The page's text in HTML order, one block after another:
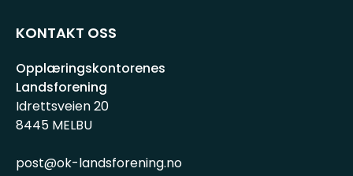
KONTAKT OSS
Opplæringskontorenes
Landsforening
Idrettsveien 20
8445 MELBU
post@ok-landsforening.no